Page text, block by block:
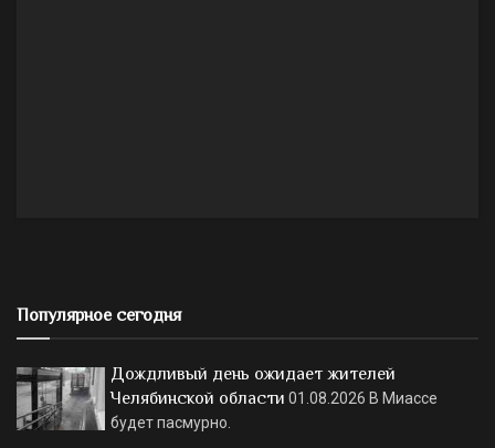
Популярное сегодня
Дождливый день ожидает жителей
Челябинской области 01.08.2026 В Миассе
будет пасмурно.